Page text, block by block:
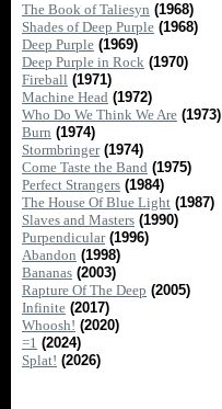
The Book of Taliesyn (1968)
Shades of Deep Purple (1968)
Deep Purple (1969)
Deep Purple in Rock (1970)
Fireball (1971)
Machine Head (1972)
Who Do We Think We Are (1973)
Burn (1974)
Stormbringer (1974)
Come Taste the Band (1975)
Perfect Strangers (1984)
The House Of Blue Light (1987)
Slaves and Masters (1990)
Purpendicular (1996)
Abandon (1998)
Bananas (2003)
Rapture Of The Deep (2005)
Infinite (2017)
Whoosh! (2020)
=1 (2024)
Splat! (2026)